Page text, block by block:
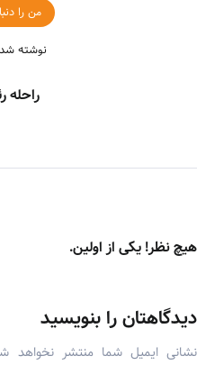
من را
نوشته
راحله
هیچ نظر! یکی از اولین.
دیدگاهتان را بنویسید
نشانی ایمیل شما منتشر نخواهد